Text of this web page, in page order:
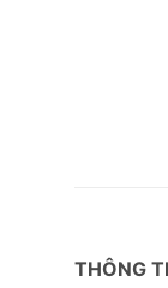
THÔNG